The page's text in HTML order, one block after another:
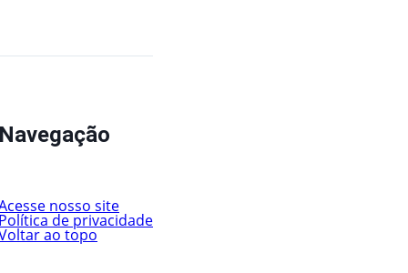
Navegação
nosso site
de privacidade
ao topo